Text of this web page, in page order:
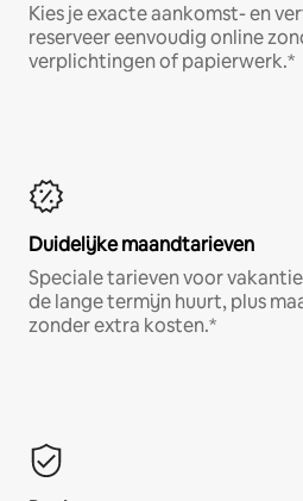
Kies je exacte aankomst- en
reserveer eenvoudig online
verplichtingen of papierwerk.*
Duidelijke maandtarieven
Speciale tarieven voor
de lange termijn huurt, plus
zonder extra kosten.*